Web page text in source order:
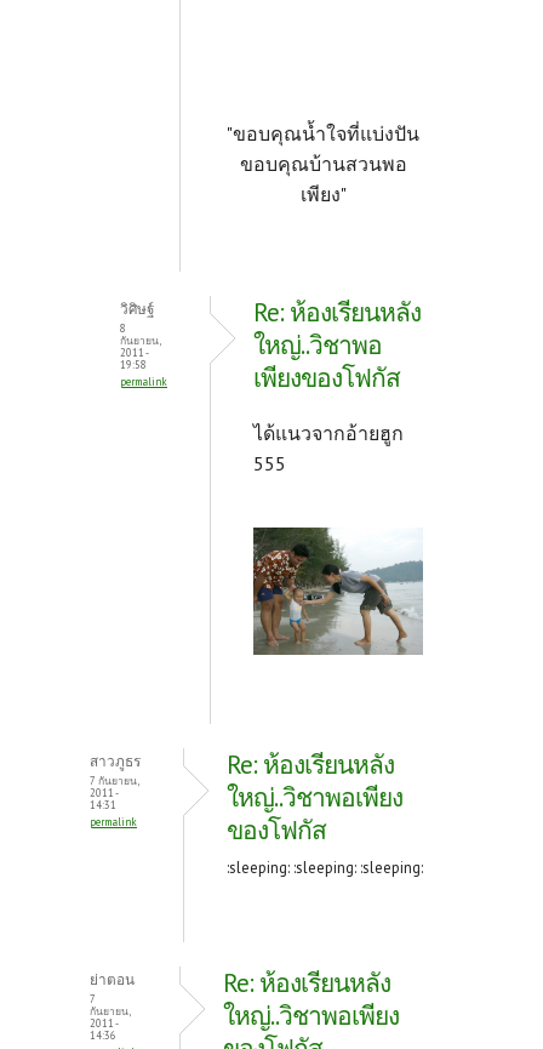
"ขอบคุณน้ำใจที่แบ่งปัน
ขอบคุณบ้านสวนพอ
เพียง"
วิศิษฐ์
8
กันยายน,
2011 -
19:58
permalink
Re: ห้องเรียนหลัง
ใหญ่..วิชาพอ
เพียงของโฟกัส
ได้แนวจากอ้ายฮูก
555
สาวภูธร
7 กันยายน,
2011 -
14:31
permalink
Re: ห้องเรียนหลัง
ใหญ่..วิชาพอเพียง
ของโฟกัส
:sleeping: :sleeping: :sleeping:
ย่าตอน
7
กันยายน,
2011 -
14:36
Re: ห้องเรียนหลัง
ใหญ่..วิชาพอเพียง